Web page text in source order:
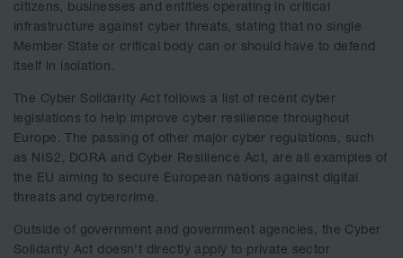
citizens, businesses and entities operating in critical
infrastructure against cyber threats, stating that no single
Member State or critical body can or should have to defend
itself in isolation.
The Cyber Solidarity Act follows a list of recent cyber
legislations to help improve cyber resilience throughout
Europe. The passing of other major cyber regulations, such
as NIS2, DORA and Cyber Resilience Act, are all examples of
the EU aiming to secure European nations against digital
threats and cybercrime.
Outside of government and government agencies, the Cyber
Solidarity Act doesn’t directly apply to private sector